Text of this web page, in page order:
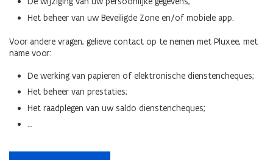
Het beheer van uw Beveiligde Zone en/of mobiele app.
Voor andere vragen, gelieve contact op te nemen met Pluxee, met
name voor:
De werking van papieren of elektronische dienstencheques;
Het beheer van prestaties;
Het raadplegen van uw saldo dienstencheques;
…